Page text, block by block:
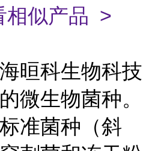
相似产品 >
晅科生物科技
微生物菌种。
准菌种（斜